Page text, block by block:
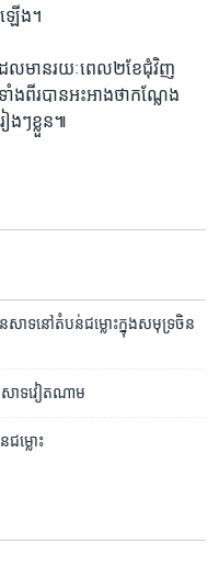
ើង។
ែល​មាន​រយៈ​ពេល​២​ខែជុំ​វិញ​
ាំង​ពីរបាន​អះអាង​ថា​កណ្លែង​
ង​ៗ​ខ្លួន៕
ាទ​នៅ​តំបន់​​ជម្លោះ​ក្នុង​សមុទ្រ​ចិន​
សាទ​វៀតណាម​
ជម្លោះ